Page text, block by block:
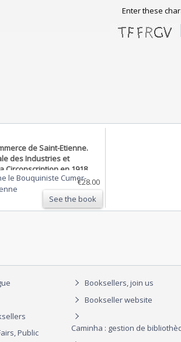
Enter these
de Saint-Etienne.
des Industries et
Circonscription en 1918.
le Bouquiniste Cumer-€28.00
See the book
Public
Booksellers, join us
Bookseller website
Caminha : gestion de